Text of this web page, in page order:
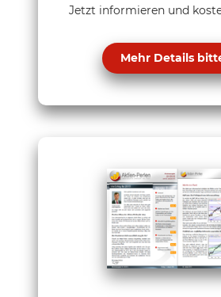
Jetzt informieren und
Mehr Details